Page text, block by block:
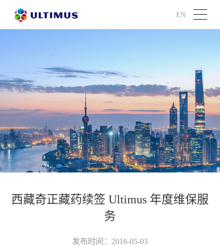
EN
西藏奇正藏药续签 Ultimus 年度维保服
务
发布时间：2016-05-03